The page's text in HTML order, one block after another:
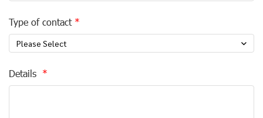
Type of contact
Please Select
Details